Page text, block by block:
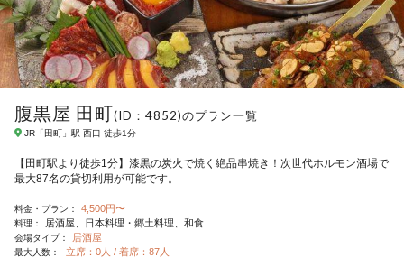
腹黒屋 田町(ID：4852)のプラン一覧
JR「田町」駅 西口 徒歩1分
【田町駅より徒歩1分】漆黒の炭火で焼く絶品串焼き！次世代ホルモン酒場で
最大87名の貸切利用が可能です。
料金・プラン： 4,500円〜
料理： 居酒屋 日本料理・郷土料理 和食
会場タイプ： 居酒屋
最大人数： 立席：0人 / 着席：87人